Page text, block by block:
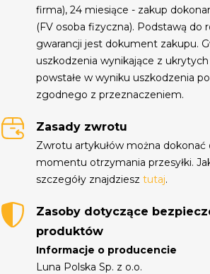
firma), 24 miesiące - zakup
(FV osoba fizyczna). Podstawą do
gwarancji jest dokument zakupu.
uszkodzenia wynikające z
powstałe w wyniku uszkodzenia
zgodnego z przeznaczeniem.
Zasady zwrotu
Zwrotu artykułów można dokonać
momentu otrzymania przesyłki.
szczegóły znajdziesztutaj.
Zasoby dotyczące
produktów
Informacje o producencie
Luna Polska Sp. z o.o.